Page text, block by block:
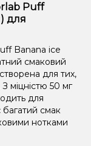
Puff
для
Banana ice
смаковий
для тих,
З міцністю 50 мг
для
багатий смак
нотками